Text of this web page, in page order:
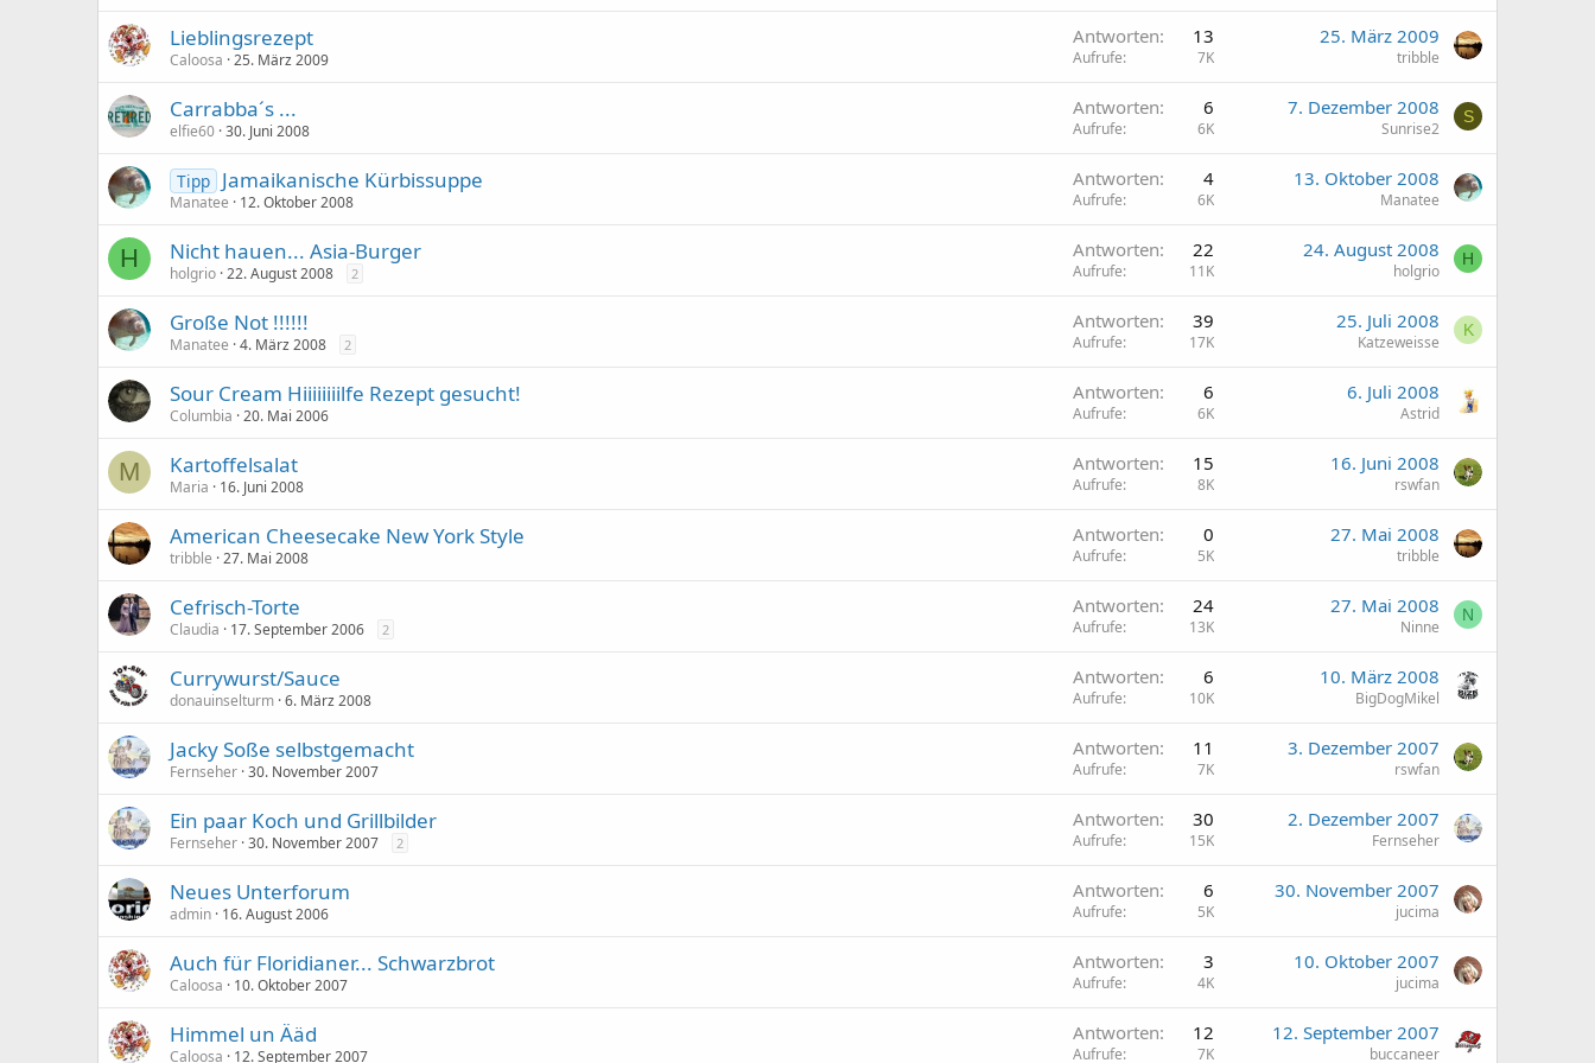
Lieblingsrezept
Caloosa 25. März 2009
Antworten 13
Aufrufe 7K
25. März 2009
tribble
Carrabba´s ...
elfie60 30. Juni 2008
Antworten 6
Aufrufe 6K
7. Dezember 2008
Sunrise2
S
Tipp Jamaikanische Kürbissuppe
Manatee 12. Oktober 2008
Antworten 4
Aufrufe 6K
13. Oktober 2008
Manatee
H Nicht hauen... Asia-Burger
holgrio 22. August 2008 2
Antworten 22
Aufrufe 11K
24. August 2008
holgrio
H
Große Not !!!!!!
Manatee 4. März 2008 2
Antworten 39
Aufrufe 17K
25. Juli 2008
Katzeweisse
K
Sour Cream Hiiiiiiiilfe Rezept gesucht!
Columbia 20. Mai 2006
Antworten 6
Aufrufe 6K
6. Juli 2008
Astrid
M Kartoffelsalat
Maria 16. Juni 2008
Antworten 15
Aufrufe 8K
16. Juni 2008
rswfan
American Cheesecake New York Style
tribble 27. Mai 2008
Antworten 0
Aufrufe 5K
27. Mai 2008
tribble
Cefrisch-Torte
Claudia 17. September 2006 2
Antworten 24
Aufrufe 13K
27. Mai 2008
Ninne
N
Currywurst/Sauce
donauinselturm 6. März 2008
Antworten 6
Aufrufe 10K
10. März 2008
BigDogMikel
Jacky Soße selbstgemacht
Fernseher 30. November 2007
Antworten 11
Aufrufe 7K
3. Dezember 2007
rswfan
Ein paar Koch und Grillbilder
Fernseher 30. November 2007 2
Antworten 30
Aufrufe 15K
2. Dezember 2007
Fernseher
Neues Unterforum
admin 16. August 2006
Antworten 6
Aufrufe 5K
30. November 2007
jucima
Auch für Floridianer... Schwarzbrot
Caloosa 10. Oktober 2007
Antworten 3
Aufrufe 4K
10. Oktober 2007
jucima
Himmel un Ääd
Caloosa 12. September 2007
Antworten 12
Aufrufe 7K
12. September 2007
buccaneer